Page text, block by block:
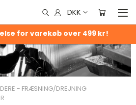
for varekøb over 499 kr!
DKK
- FRÆSNING/DREJNING